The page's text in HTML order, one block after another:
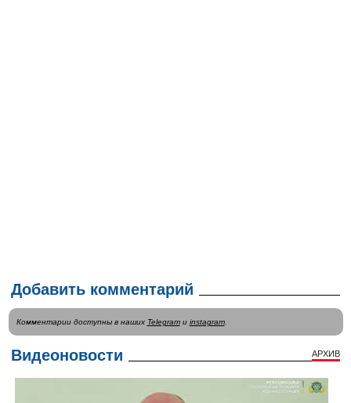
Добавить комментарий
Комментарии доступны в наших Telegramи instagram.
Видеоновости АРХИВ